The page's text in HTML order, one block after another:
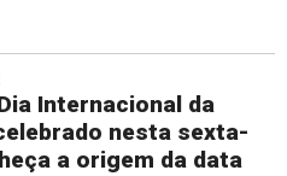
Internacional da
nesta sexta-
a origem da data